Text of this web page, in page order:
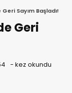
Sayım Başladı!
Geri
- kez okundu